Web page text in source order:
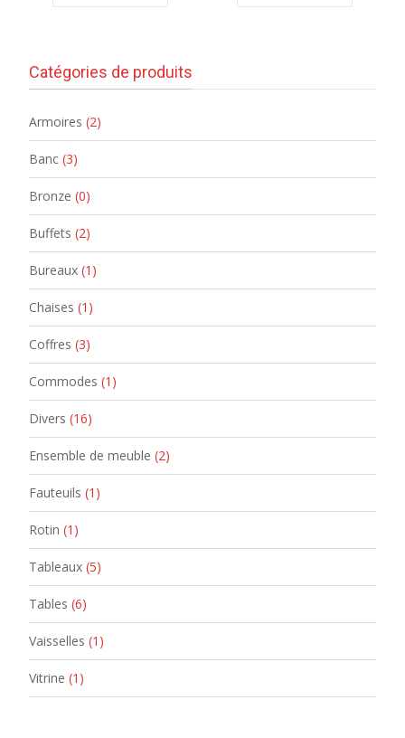
Catégories de produits
Armoires (2)
Banc (3)
Bronze (0)
Buffets (2)
Bureaux (1)
Chaises (1)
Coffres (3)
Commodes (1)
Divers (16)
Ensemble de meuble (2)
Fauteuils (1)
Rotin (1)
Tableaux (5)
Tables (6)
Vaisselles (1)
Vitrine (1)